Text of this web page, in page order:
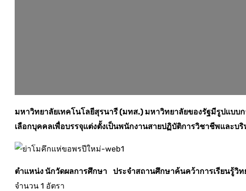
มหาวิทยาลัยเทคโนโลยีสุรนารี (มทส.) มหาวิทยาลัยของรัฐมีรูปแบบ
เลือกบุคคลเพื่อบรรจุแต่งตั้งเป็นพนักงานสายปฏิบัติการวิชาชีพและบ
ตำแหน่ง นักวัดผลการศึกษา ประจำสถานศึกษาค้นคว้าการเรียนรู้วิ
จำนวน 1 อัตรา